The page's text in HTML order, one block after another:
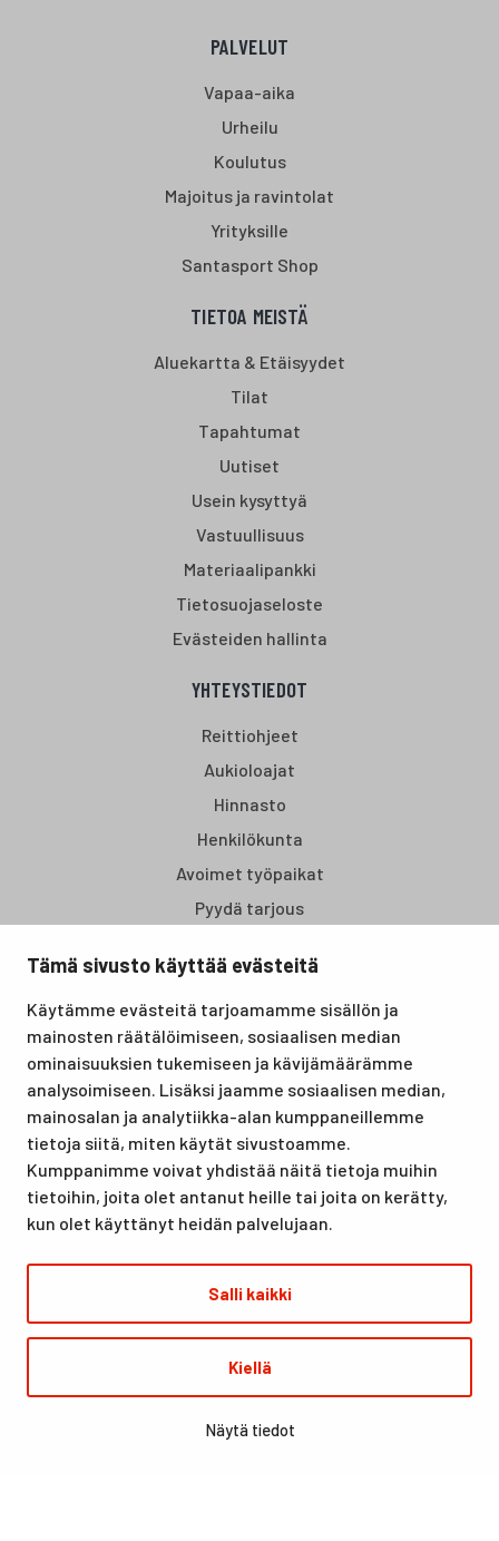
Tämä sivusto käyttää evästeitä
Käytämme evästeitä tarjoamamme sisällön ja
mainosten räätälöimiseen, sosiaalisen median
ominaisuuksien tukemiseen ja kävijämäärämme
analysoimiseen. Lisäksi jaamme sosiaalisen median,
mainosalan ja analytiikka-alan kumppaneillemme
tietoja siitä, miten käytät sivustoamme.
Kumppanimme voivat yhdistää näitä tietoja muihin
tietoihin, joita olet antanut heille tai joita on kerätty,
kun olet käyttänyt heidän palvelujaan.
Salli kaikki
Kiellä
Näytä tiedot
PALVELUT
Vapaa-aika
Urheilu
Koulutus
Majoitus ja ravintolat
Yrityksille
Santasport Shop
TIETOA MEISTÄ
Aluekartta & Etäisyydet
Tilat
Tapahtumat
Uutiset
Usein kysyttyä
Vastuullisuus
Materiaalipankki
Tietosuojaseloste
Evästeiden hallinta
YHTEYSTIEDOT
Reittiohjeet
Aukioloajat
Hinnasto
Henkilökunta
Avoimet työpaikat
Pyydä tarjous
koulutus- ja vapaa-ajan keskus, joka tarjoaa puitteet niin
lomille, harrastuksille kuin kansainvälisen tason
urheilutapahtumillekin. Santasport on myös virallinen
olympiavalmennuskeskus lumi- ja jääurheilulajeissa sekä
taitovalmennuksessa.
© Santasport